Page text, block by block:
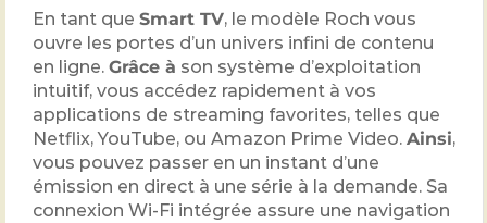
En tant que Smart TV, le modèle Roch vous
ouvre les portes d’un univers infini de contenu
en ligne. Grâce à son système d’exploitation
intuitif, vous accédez rapidement à vos
applications de streaming favorites, telles que
Netflix, YouTube, ou Amazon Prime Video. Ainsi,
vous pouvez passer en un instant d’une
émission en direct à une série à la demande. Sa
connexion Wi-Fi intégrée assure une navigation